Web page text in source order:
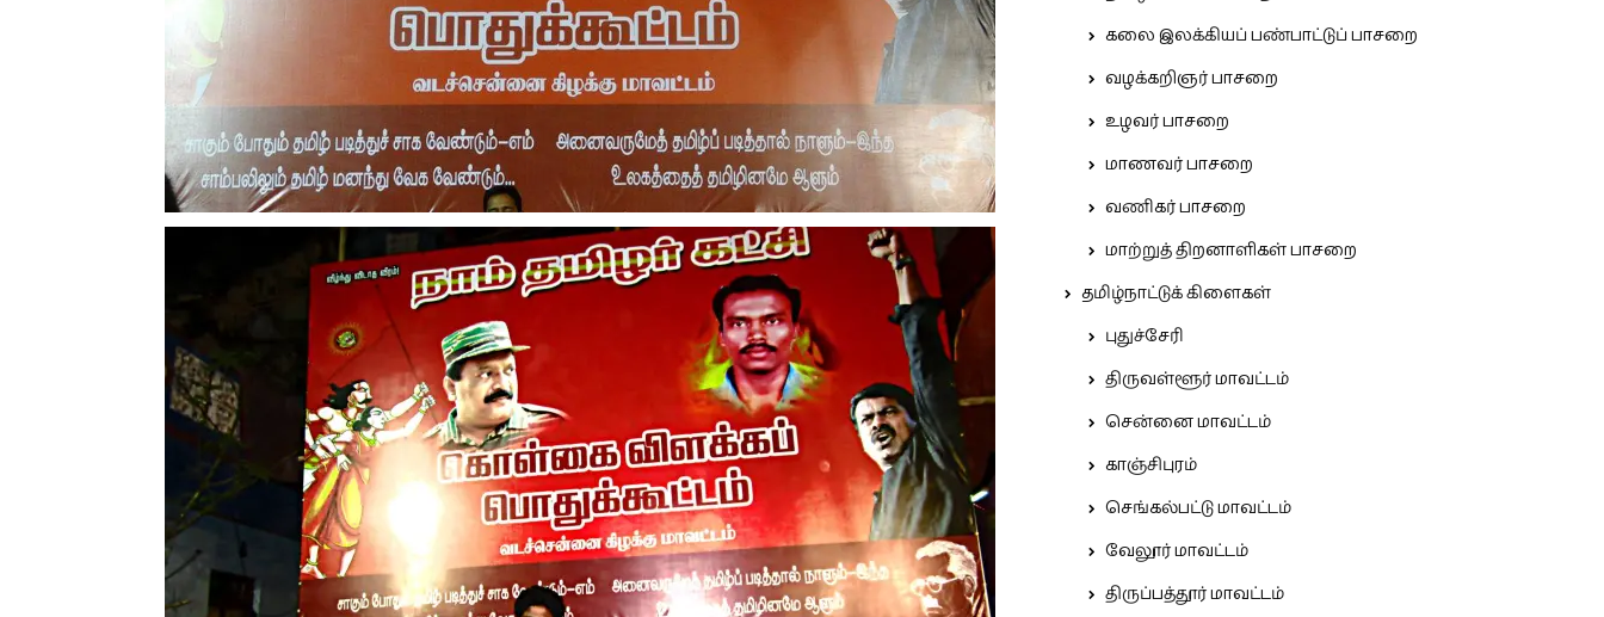
கலை இலக்கியப் பண்பாட்டுப் பாசறை
வழக்கறிஞர் பாசறை
உழவர் பாசறை
மாணவர் பாசறை
வணிகர் பாசறை
மாற்றுத் திறனாளிகள் பாசறை
தமிழ்நாட்டுக் கிளைகள்
புதுச்சேரி
திருவள்ளூர் மாவட்டம்
சென்னை மாவட்டம்
காஞ்சிபுரம்
செங்கல்பட்டு மாவட்டம்
வேலூர் மாவட்டம்
திருப்பத்தூர் மாவட்டம்